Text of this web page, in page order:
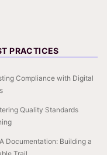
PRACTICES
Compliance with Digital
Quality Standards
Documentation: Building a